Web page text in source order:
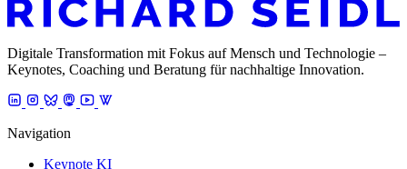
Digitale Transformation mit Fokus auf Mensch und Technologie –
Keynotes, Coaching und Beratung für nachhaltige Innovation.
Navigation
Keynote KI